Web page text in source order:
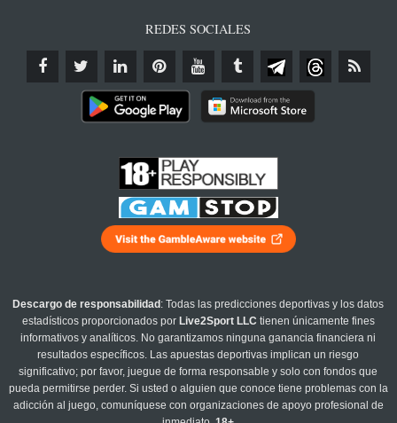
REDES SOCIALES
Descargo de responsabilidad : Todas las predicciones deportivas y los datos
estadísticos proporcionados por Live2Sport LLC tienen únicamente fines
informativos y analíticos. No garantizamos ninguna ganancia financiera ni
resultados específicos. Las apuestas deportivas implican un riesgo
significativo; por favor, juegue de forma responsable y solo con fondos que
pueda permitirse perder. Si usted o alguien que conoce tiene problemas con la
adicción al juego, comuníquese con organizaciones de apoyo profesional de